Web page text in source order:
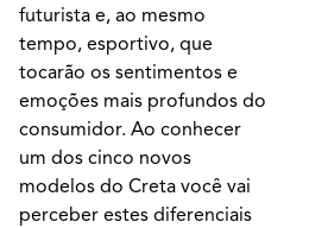
futurista e, ao mesmo
tempo, esportivo, que
tocarão os sentimentos e
emoções mais profundos do
consumidor. Ao conhecer
um dos cinco novos
modelos do Creta você vai
perceber estes diferenciais